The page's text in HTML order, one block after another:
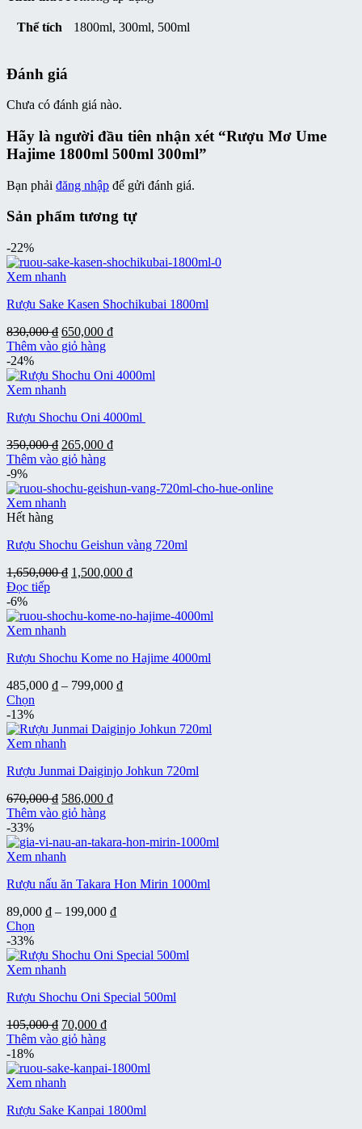
Thể tích 1800ml, 300ml, 500ml
Đánh giá
Chưa có đánh giá nào.
Hãy là người đầu tiên nhận xét “Rượu Mơ Ume
Hajime 1800ml 500ml 300ml”
Bạn phải đăng nhập để gửi đánh giá.
Sản phẩm tương tự
-22%
Xem nhanh
Rượu Sake Kasen Shochikubai 1800ml
830,000₫ Giá
gốc
830,000 ₫.
650,000 ₫Giá
là:
Thêm vào giỏ hàng
-24%
Xem nhanh
Rượu Shochu Oni 4000ml
350,000₫ Giá
gốc
350,000 ₫.
265,000 ₫Giá
là:
Thêm vào giỏ hàng
-9%
Xem nhanh
Hết hàng
Rượu Shochu Geishun vàng 720ml
1,650,000₫ Giá
1,650,000 ₫.
1,500,000 ₫Giá
là:
Đọc tiếp
-6%
Xem nhanh
Rượu Shochu Kome no Hajime 4000ml
485,000 ₫ – 799,000 ₫Khoảng
485,000 ₫
Chọn
Sản
phẩm
này
nhiều
thể.
Các
tùy
chọn
có
được
trên
trang
sản
phẩm
-13%
Xem nhanh
Rượu Junmai Daiginjo Johkun 720ml
670,000₫ Giá
gốc
670,000 ₫.
586,000 ₫Giá
là:
Thêm vào giỏ hàng
-33%
Xem nhanh
Rượu nấu ăn Takara Hon Mirin 1000ml
89,000 ₫ – 199,000 ₫Khoảng
89,000 ₫
Chọn
Sản
phẩm
này
nhiều
thể.
Các
tùy
chọn
có
được
-33%
Xem nhanh
Rượu Shochu Oni Special 500ml
105,000₫ Giá
gốc
105,000 ₫.
70,000 ₫Giá
là:
Thêm vào giỏ hàng
-18%
Xem nhanh
Rượu Sake Kanpai 1800ml